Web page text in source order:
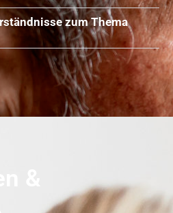
zum Thema